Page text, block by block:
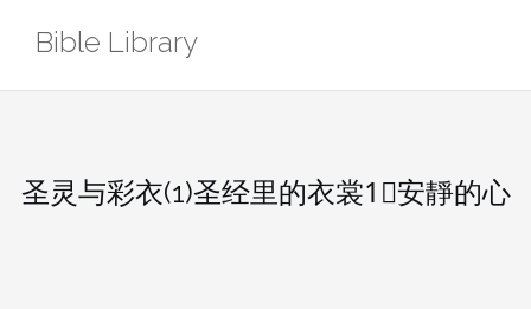
Bible Library
圣灵与彩衣(1)圣经里的衣裳1⃣️安靜的心